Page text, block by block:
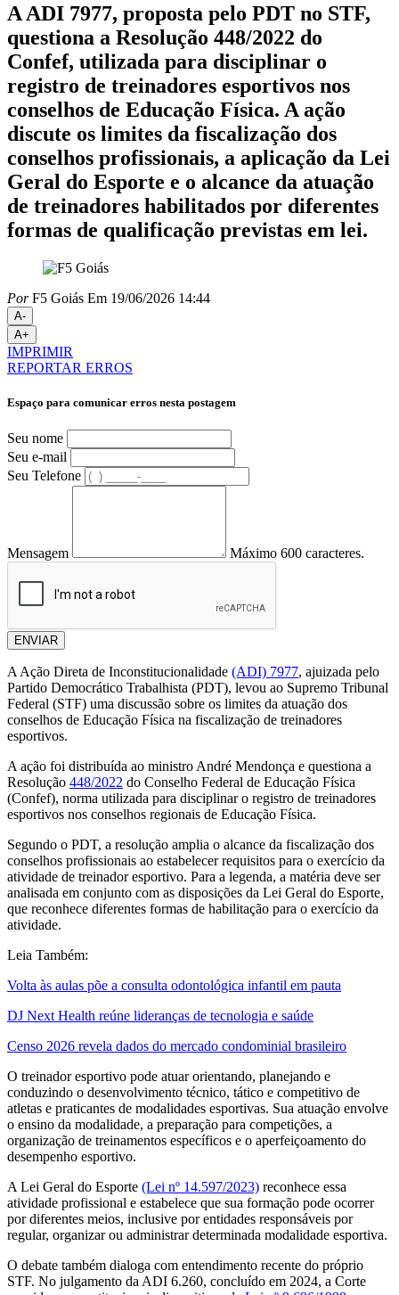
A ADI 7977, proposta pelo PDT no STF,
questiona a Resolução 448/2022 do
Confef, utilizada para disciplinar o
registro de treinadores esportivos nos
conselhos de Educação Física. A ação
discute os limites da fiscalização dos
conselhos profissionais, a aplicação da Lei
Geral do Esporte e o alcance da atuação
de treinadores habilitados por diferentes
formas de qualificação previstas em lei.
PorF5 Goiás Em 19/06/2026 14:44
A-
A+
IMPRIMIR
REPORTAR ERROS
Espaço para comunicar erros nesta postagem
Seu nome
Seu e-mail
Seu Telefone
Mensagem Máximo 600 caracteres.
ENVIAR
A Ação Direta de Inconstitucionalidade (ADI) 7977, ajuizada pelo
Partido Democrático Trabalhista (PDT), levou ao Supremo Tribunal
Federal (STF) uma discussão sobre os limites da atuação dos
conselhos de Educação Física na fiscalização de treinadores
esportivos.
A ação foi distribuída ao ministro André Mendonça e questiona a
Resolução 448/2022 do Conselho Federal de Educação Física
(Confef), norma utilizada para disciplinar o registro de treinadores
esportivos nos conselhos regionais de Educação Física.
Segundo o PDT, a resolução amplia o alcance da fiscalização dos
conselhos profissionais ao estabelecer requisitos para o exercício da
atividade de treinador esportivo. Para a legenda, a matéria deve ser
analisada em conjunto com as disposições da Lei Geral do Esporte,
que reconhece diferentes formas de habilitação para o exercício da
atividade.
Leia Também:
Volta às aulas põe a consulta odontológica infantil em pauta
DJ Next Health reúne lideranças de tecnologia e saúde
Censo 2026 revela dados do mercado condominial brasileiro
O treinador esportivo pode atuar orientando, planejando e
conduzindo o desenvolvimento técnico, tático e competitivo de
atletas e praticantes de modalidades esportivas. Sua atuação envolve
o ensino da modalidade, a preparação para competições, a
organização de treinamentos específicos e o aperfeiçoamento do
desempenho esportivo.
A Lei Geral do Esporte (Lei nº 14.597/2023) reconhece essa
atividade profissional e estabelece que sua formação pode ocorrer
por diferentes meios, inclusive por entidades responsáveis por
regular, organizar ou administrar determinada modalidade esportiva.
O debate também dialoga com entendimento recente do próprio
STF. No julgamento da ADI 6.260, concluído em 2024, a Corte